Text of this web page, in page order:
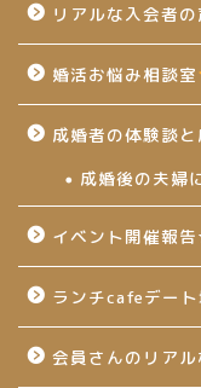
リアルな入会者の
婚活お悩み相談室
成婚者の体験談
成婚後の夫婦
イベント開催報
ランチcafeデート
会員さんのリア